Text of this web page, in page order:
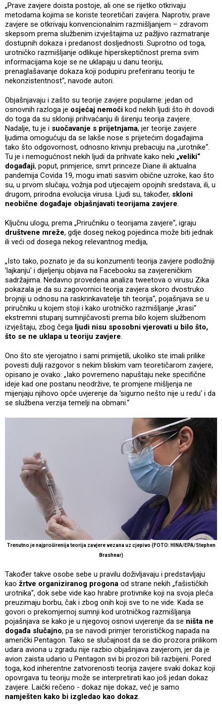
„Prave zavjere doista postoje, ali one se rijetko otkrivaju
metodama kojima se koriste teoretičari zavjera. Naprotiv, prave
zavjere se otkrivaju konvencionalnim razmišljanjem – zdravom
skepsom prema službenim izvještajima uz pažljivo razmatranje
dostupnih dokaza i predanost dosljednosti. Suprotno od toga,
urotničko razmišljanje odlikuje hiperskeptičnost prema svim
informacijama koje se ne uklapaju u danu teoriju,
prenaglašavanje dokaza koji podupiru preferiranu teoriju te
nekonzistentnost“, navode autori.
Objašnjavaju i zašto su teorije zavjere popularne: jedan od
osnovnih razloga je osjećaj nemoći kod nekih ljudi što ih dovodi
do toga da su skloniji prihvaćanju ili širenju teorija zavjere.
Nadalje, tu je i suočavanje s prijetnjama, jer teorije zavjere
ljudima omogućuju da se lakše nose s prijetećim događajima
tako što odgovornost, odnosno krivnju prebacuju na „urotnike“.
Tu je i nemogućnost nekih ljudi da prihvate kako neki „veliki“
događaji, poput, primjerice, smrt princeze Diane ili aktualna
pandemija Covida 19, mogu imati sasvim obične uzroke, kao što
su, u prvom slučaju, vožnja pod utjecajem opojnih sredstava, ili, u
drugom, prirodna evolucija virusa. Ljudi su, također, skloni
neobične događaje objašnjavati teorijama zavjere.
Ključnu ulogu, prema „Priručniku o teorijama zavjere“, igraju
društvene mreže, gdje doseg nekog pojedinca može biti jednak
ili veći od dosega nekog relevantnog medija,
„Isto tako, poznato je da su konzumenti teorija zavjere podložniji
'lajkanju' i dijeljenju objava na Facebooku sa zavjereničkim
sadržajima. Nedavno provedena analiza tweetova o virusu Zika
pokazala je da su zagovornici teorija zavjera skoro dvostruko
brojniji u odnosu na raskrinkavatelje tih teorija“, pojašnjava se u
priručniku u kojem stoji i kako urotničko razmišljanje „krasi“
ekstremni stupanj sumnjičavosti prema bilo kojem službenom
izvještaju, zbog čega ljudi nisu sposobni vjerovati u bilo što,
što se ne uklapa u teoriju zavjere.
Ono što ste vjerojatno i sami primijetili, ukoliko ste imali prilike
povesti dulji razgovor s nekim bliskim vam teoretičarom zavjere,
opisano je ovako: „Iako povremeno napuštaju neke specifične
ideje kad one postanu neodržive, te promjene mišljenja ne
mijenjaju njihovo opće uvjerenje da 'sigurno nešto nije u redu' i da
se službena verzija temelji na obmani.“
Trenutno je najproširenija teorija zavjere vezana uz cjepivo (FOTO: HINA/EPA/Stephen
Brashear)
Također takve osobe sebe u pravilu doživljavaju i predstavljaju
kao žrtve organiziranog progona od strane nekih „fašističkih
urotnika“, dok sebe vide kao hrabre protivnike koji na svoja pleća
preuzimaju borbu, čak i zbog onih koji sve to ne vide. Kada se
govori o prekomjernoj sumnji kod urotničkog razmišljanja
pojašnjava se kako je u njegovoj osnovi uvjerenje da se ništa ne
događa slučajno, pa se navodi primjer terorističkog napada na
američki Pentagon. Tako se slučajnost da se dio prozora prilikom
udara aviona u zgradu nije razbio objašnjava zavjerom, jer da je
avion zaista udario u Pentagon svi bi prozori bili razbijeni. Pored
toga, kod inherentne zatvorenosti teorija zavjere svaki dokaz koji
opovrgava tu teoriju može se interpretirati kao još jedan dokaz
zavjere. Laički rečeno - dokaz nije dokaz, već je samo
namješten kako bi izgledao kao dokaz.